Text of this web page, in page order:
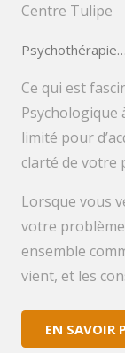
Centre Tulipe
Ce qui est
Psychologique
limité pour
clarté de votre
Lorsque vous
votre
ensemble
vient, et les
EN SAVOIR